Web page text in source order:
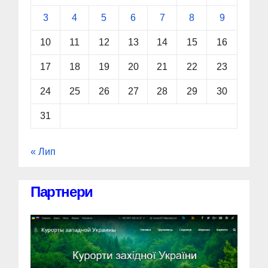
3 4 5 6 7 8 9
10 11 12 13 14 15 16
17 18 19 20 21 22 23
24 25 26 27 28 29 30
31
« Лип
Партнери